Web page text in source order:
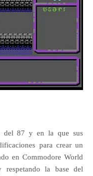
del 87 y en la que sus
para crear un
en Commodore World
respetando la base del